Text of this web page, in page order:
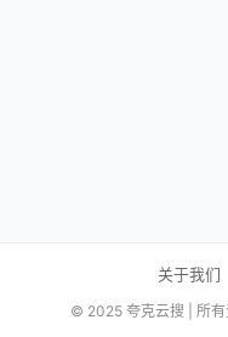
关于我们
© 2025 夸克云搜 | 所有